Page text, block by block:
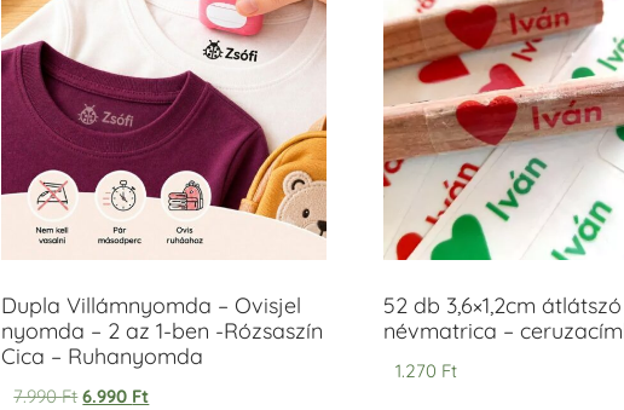
Dupla Villámnyomda – Ovisjel
nyomda – 2 az 1-ben -Rózsaszín
Cica – Ruhanyomda
7.990Ft 6.990 Ft
52 db 3,6×1,2cm átlátszó
névmatrica –
1.270 Ft